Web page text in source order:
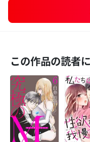
この作品の読者